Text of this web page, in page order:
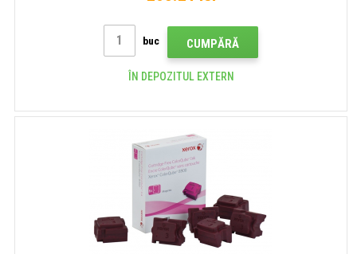
buc CUMPĂRĂ
ÎN DEPOZITUL EXTERN